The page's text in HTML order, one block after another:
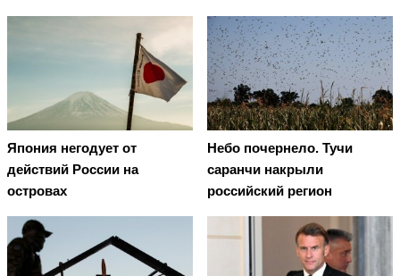
Япония негодует от
действий России на
островах
Небо почернело. Тучи
саранчи накрыли
российский регион